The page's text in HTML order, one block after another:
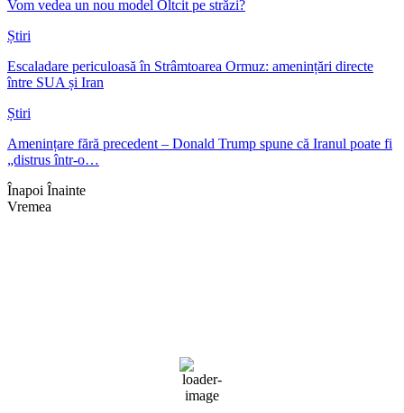
Vom vedea un nou model Oltcit pe străzi?
Știri
Escaladare periculoasă în Strâmtoarea Ormuz: amenințări directe
între SUA și Iran
Știri
Amenințare fără precedent – Donald Trump spune că Iranul poate fi
„distrus într-o…
Înapoi Înainte
Vremea
88 %
1016 mb
3 mph
Rafală vânturi: